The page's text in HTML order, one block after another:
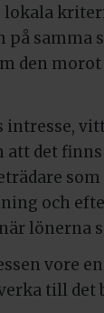
lokala
samma
den
intresse,
att det
och
lönerna
vore
till det